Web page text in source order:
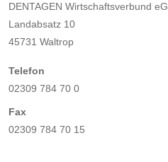
DENTAGEN Wirtschaftsverbund eG
Landabsatz 10
45731 Waltrop
Telefon
02309 784 70 0
Fax
02309 784 70 15